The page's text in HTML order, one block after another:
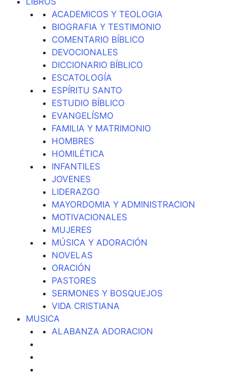
ACADEMICOS Y TEOLOGIA
BIOGRAFIA Y TESTIMONIO
COMENTARIO BÍBLICO
DEVOCIONALES
DICCIONARIO BÍBLICO
ESCATOLOGÍA
ESPÍRITU SANTO
ESTUDIO BÍBLICO
EVANGELÍSMO
FAMILIA Y MATRIMONIO
HOMBRES
HOMILÉTICA
INFANTILES
JOVENES
LIDERAZGO
MAYORDOMIA Y ADMINISTRACION
MOTIVACIONALES
MUJERES
MÚSICA Y ADORACIÓN
NOVELAS
ORACIÓN
PASTORES
SERMONES Y BOSQUEJOS
VIDA CRISTIANA
MUSICA
ALABANZA ADORACION